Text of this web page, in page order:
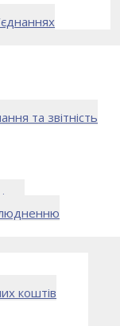
та звітність
коштів